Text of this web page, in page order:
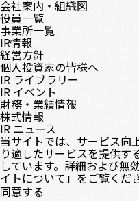
会社案内・組織図
役員一覧
事業所一覧
IR情報
経営方針
個人投資家の皆様へ
IR ライブラリー
IR イベント
財務・業績情報
株式情報
IR ニュース
当サイトでは、サービス向
り適したサービスを提供す
しています。詳細および無
イトについて 」をご覧くだ
同意する